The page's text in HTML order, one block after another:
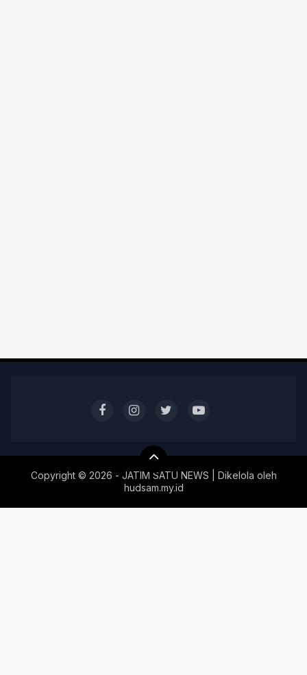
Copyright © 2026 - JATIM SATU NEWS | Dikelola oleh
hudsam.my.id